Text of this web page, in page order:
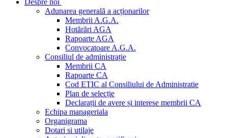
Despre noi
Adunarea generală a acționarilor
Membrii A.G.A.
Hotărări AGA
Rapoarte AGA
Convocatoare A.G.A.
Consiliul de administrație
Membrii CA
Rapoarte CA
Cod ETIC al Consiliului de Administratie
Plan de selecție
Declarații de avere și interese membrii CA
Echipa manageriala
Organigrama
Dotari si utilaje